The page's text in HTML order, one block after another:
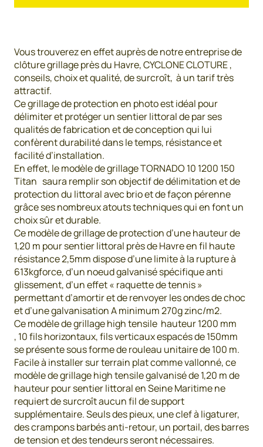
Vous trouverez en effet auprès de notre entreprise de
clôture grillage près du Havre, CYCLONE CLOTURE ,
conseils, choix et qualité, de surcroît, à un tarif très
attractif.
Ce grillage de protection en photo est idéal pour
délimiter et protéger un sentier littoral de par ses
qualités de fabrication et de conception qui lui
confèrent durabilité dans le temps, résistance et
facilité d’installation.
En effet, le modèle de grillage TORNADO 10 1200 150
Titan saura remplir son objectif de délimitation et de
protection du littoral avec brio et de façon pérenne
grâce ses nombreux atouts techniques qui en font un
choix sûr et durable.
Ce modèle de grillage de protection d’une hauteur de
1,20 m pour sentier littoral près de Havre en fil haute
résistance 2,5mm dispose d’une limite à la rupture à
613kgforce, d’un noeud galvanisé spécifique anti
glissement, d’un effet « raquette de tennis »
permettant d’amortir et de renvoyer les ondes de choc
et d’une galvanisation A minimum 270g zinc/m2.
Ce modèle de grillage high tensile hauteur 1200 mm
, 10 fils horizontaux, fils verticaux espacés de 150mm
se présente sous forme de rouleau unitaire de 100 m.
Facile à installer sur terrain plat comme vallonné, ce
modèle de grillage high tensile galvanisé de 1,20 m de
hauteur pour sentier littoral en Seine Maritime ne
requiert de surcroît aucun fil de support
supplémentaire. Seuls des pieux, une clef à ligaturer,
des crampons barbés anti-retour, un portail, des barres
de tension et des tendeurs seront nécessaires.